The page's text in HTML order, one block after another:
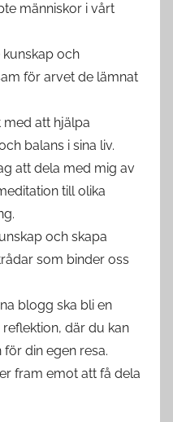
människor i vårt
kunskap och
för arvet de lämnat
med att hjälpa
balans i sina liv.
att dela med mig av
till olika
och skapa
som binder oss
blogg ska bli en
där du kan
för din egen resa.
fram emot att få dela